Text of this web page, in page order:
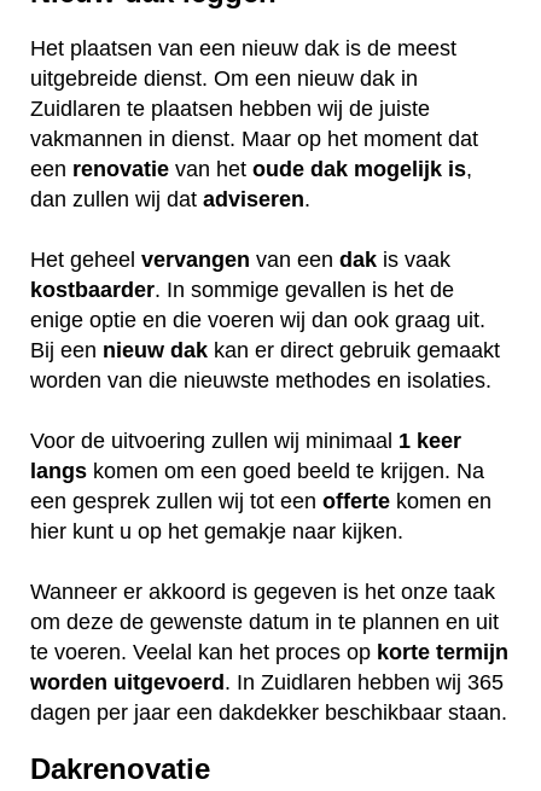
Het plaatsen van een nieuw dak is de meest
uitgebreide dienst. Om een nieuw dak in
Zuidlaren te plaatsen hebben wij de juiste
vakmannen in dienst. Maar op het moment dat
een renovatie van het oude dak mogelijk is,
dan zullen wij dat adviseren.
Het geheel vervangen van een dak is vaak
kostbaarder. In sommige gevallen is het de
enige optie en die voeren wij dan ook graag uit.
Bij een nieuw dak kan er direct gebruik gemaakt
worden van die nieuwste methodes en isolaties.
Voor de uitvoering zullen wij minimaal 1 keer
langs komen om een goed beeld te krijgen. Na
een gesprek zullen wij tot een offerte komen en
hier kunt u op het gemakje naar kijken.
Wanneer er akkoord is gegeven is het onze taak
om deze de gewenste datum in te plannen en uit
te voeren. Veelal kan het proces op korte termijn
worden uitgevoerd . In Zuidlaren hebben wij 365
dagen per jaar een dakdekker beschikbaar staan.
Dakrenovatie